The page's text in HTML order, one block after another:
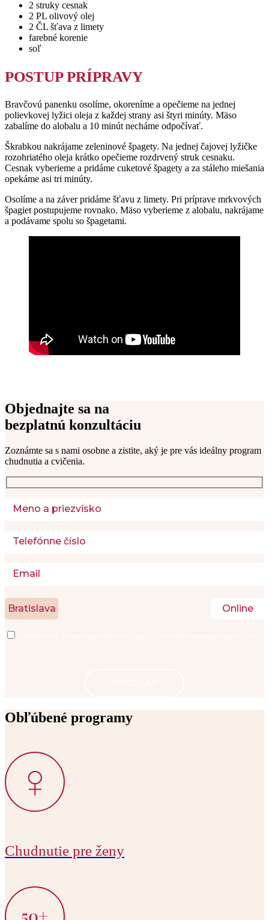
2 struky cesnak
2 PL olivový olej
2 ČL šťava z limety
farebné korenie
soľ
POSTUP PRÍPRAVY
Bravčovú panenku osolíme, okoreníme a opečieme na jednej
polievkovej lyžici oleja z každej strany asi štyri minúty. Mäso
zabalíme do alobalu a 10 minút necháme odpočívať.
Škrabkou nakrájame zeleninové špagety. Na jednej čajovej lyžičke
rozohriatého oleja krátko opečieme rozdrvený struk cesnaku.
Cesnak vyberieme a pridáme cuketové špagety a za stáleho miešania
opekáme asi tri minúty.
Osolíme a na záver pridáme šťavu z limety. Pri príprave mrkvových
špagiet postupujeme rovnako. Mäso vyberieme z alobalu, nakrájame
a podávame spolu so špagetami.
Objednajte sa na
bezplatnú konzultáciu
Zoznámte sa s nami osobne a zistite, aký je pre vás ideálny program
chudnutia a cvičenia.
Bratislava Online
Obľúbené programy
Chudnutie pre ženy